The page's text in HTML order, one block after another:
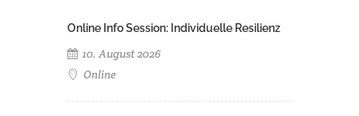
Online Info Session: Individuelle Resilienz
10. August 2026
Online